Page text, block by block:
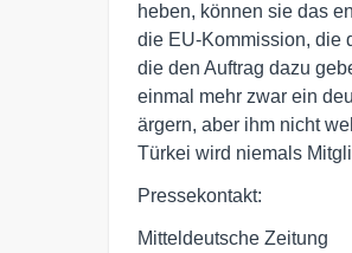
heben, können sie das
die EU-Kommission, die
die den Auftrag dazu
einmal mehr zwar ein
ärgern, aber ihm nicht
Türkei wird niemals
Pressekontakt:
Mitteldeutsche Zeitung